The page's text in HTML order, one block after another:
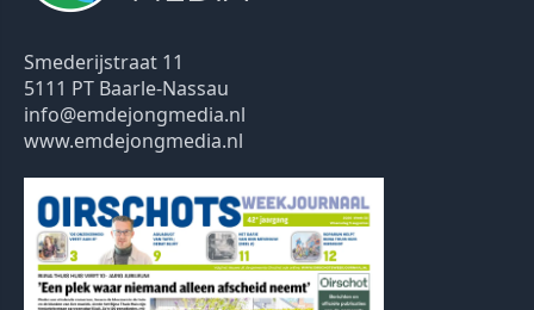
Smederijstraat 11
5111 PT Baarle-Nassau
info@emdejongmedia.nl
www.emdejongmedia.nl